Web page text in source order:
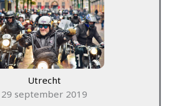
Utrecht
29 september 2019